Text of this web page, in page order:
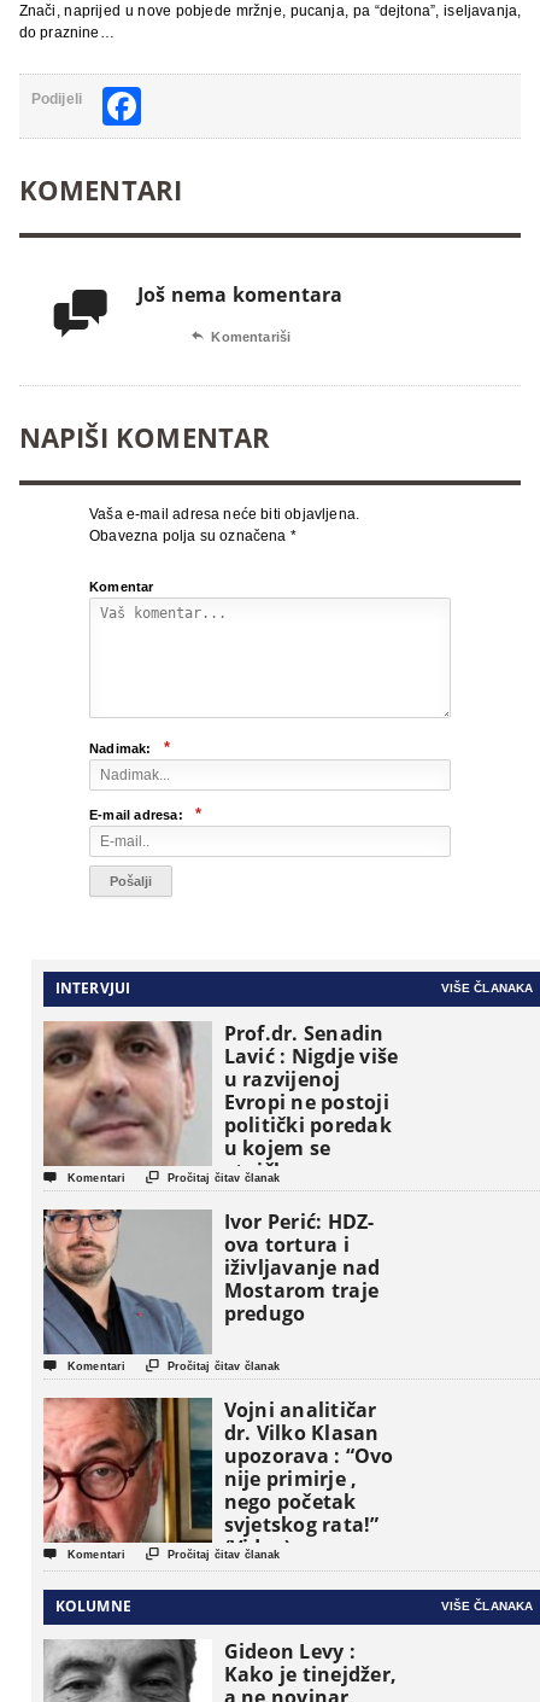
Znači, naprijed u nove pobjede mržnje, pucanja, pa “dejtona”, iseljavanja,
do praznine…
Podijeli
KOMENTARI
 Još nema komentara
 Komentariši
NAPIŠI KOMENTAR
Vaša e-mail adresa neće biti objavljena.
Obavezna polja su označena *
Komentar
Nadimak: *
E-mail adresa: *
INTERVJUI VIŠE ČLANAKA
Prof.dr. Senadin
Lavić : Nigdje više
u razvijenoj
Evropi ne postoji
politički poredak
u kojem se
etničke grupe
pojavljuju kao
osnovne
političke jedinice
 Komentari  Pročitaj čitav članak
Ivor Perić: HDZ-
ova tortura i
iživljavanje nad
Mostarom traje
predugo
 Komentari  Pročitaj čitav članak
Vojni analitičar
dr. Vilko Klasan
upozorava : “Ovo
nije primirje ,
nego početak
svjetskog rata!”
(Video)
 Komentari  Pročitaj čitav članak
KOLUMNE VIŠE ČLANAKA
Gideon Levy :
Kako je tinejdžer,